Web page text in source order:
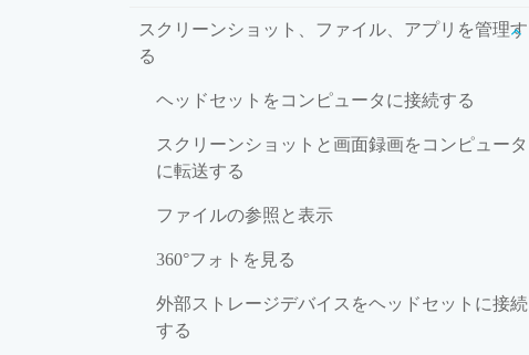
スクリーンショット、ファイル、アプリを管理す
る
ヘッドセットをコンピュータに接続する
スクリーンショットと画面録画をコンピュータ
に転送する
ファイルの参照と表示
360°フォトを見る
外部ストレージデバイスをヘッドセットに接続
する